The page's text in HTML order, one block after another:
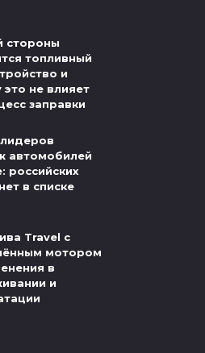
стороны
топливный
и
это не влияет
заправки
автомобилей
российских
в списке
Travel с
мотором
в
и